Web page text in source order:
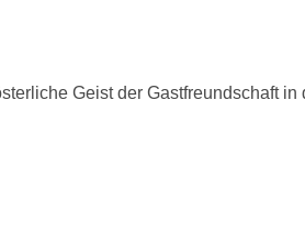
Geist der Gastfreundschaft in